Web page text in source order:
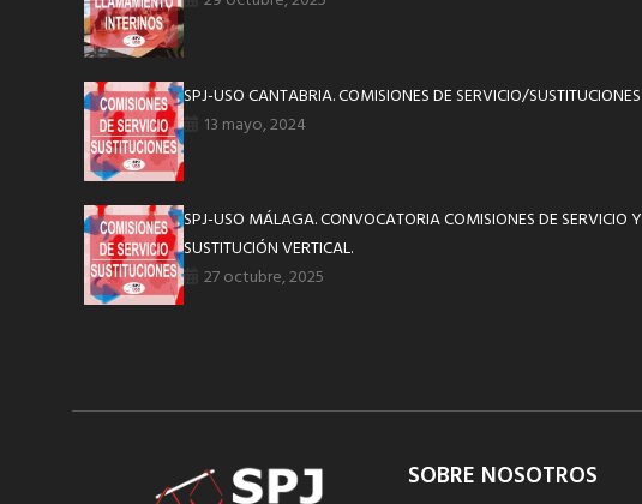
SPJ-USO CANTABRIA. COMISIONES DE SERVICIO/SUSTITUCIONES
13 mayo, 2024
SPJ-USO MÁLAGA. CONVOCATORIA COMISIONES DE SERVICIO Y
SUSTITUCIÓN VERTICAL.
27 octubre, 2025
SOBRE NOSOTROS